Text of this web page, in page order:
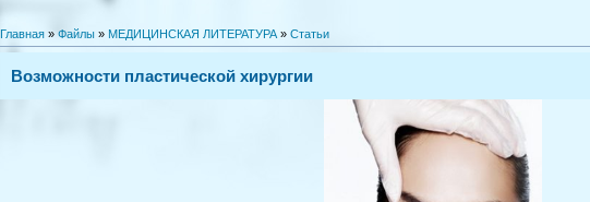
Главная » Файлы » МЕДИЦИНСКАЯ ЛИТЕРАТУРА » Статьи
Возможности пластической хирургии